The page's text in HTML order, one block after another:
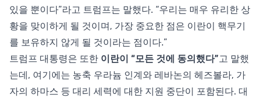
있을 뿐이다”라고 트럼프는 말했다. “우리는 매우 유리한 상
황을 맞이하게 될 것이며, 가장 중요한 점은 이란이 핵무기
를 보유하지 않게 될 것이라는 점이다.”
트럼프 대통령은 또한 이란이 “모든 것에 동의했다”고 말했
는데, 여기에는 농축 우라늄 인계와 레바논의 헤즈볼라, 가
자의 하마스 등 대리 세력에 대한 지원 중단이 포함된다. 대